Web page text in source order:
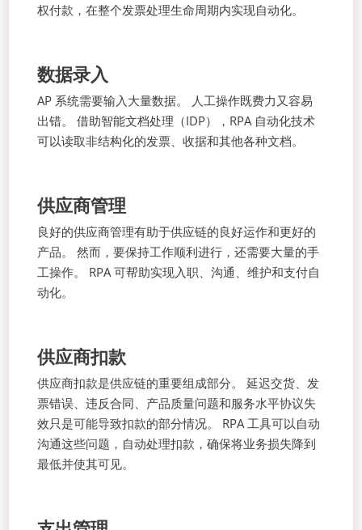
权付款，在整个发票处理生命周期内实现自动化。
数据录入
AP 系统需要输入大量数据。 人工操作既费力又容易
出错。 借助智能文档处理（IDP），RPA 自动化技术
可以读取非结构化的发票、收据和其他各种文档。
供应商管理
良好的供应商管理有助于供应链的良好运作和更好的
产品。 然而，要保持工作顺利进行，还需要大量的手
工操作。 RPA 可帮助实现入职、沟通、维护和支付自
动化。
供应商扣款
供应商扣款是供应链的重要组成部分。 延迟交货、发
票错误、违反合同、产品质量问题和服务水平协议失
效只是可能导致扣款的部分情况。 RPA 工具可以自动
沟通这些问题，自动处理扣款，确保将业务损失降到
最低并使其可见。